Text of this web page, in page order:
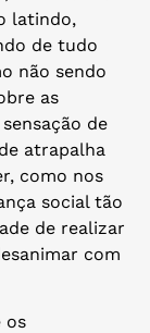
latindo,
de tudo
não sendo
as
de
atrapalha
como nos
social tão
de realizar
com
os